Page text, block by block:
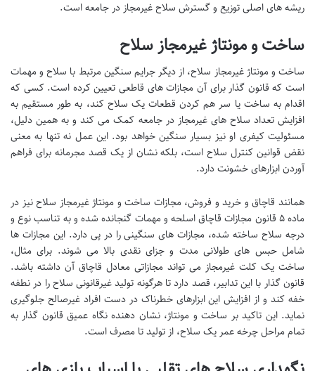
ریشه های اصلی توزیع و گسترش سلاح غیرمجاز در جامعه است.
ساخت و مونتاژ غیرمجاز سلاح
ساخت و مونتاژ غیرمجاز سلاح، از دیگر جرایم سنگین مرتبط با سلاح و مهمات
است که قانون گذار برای آن مجازات های قاطعی تعیین کرده است. کسی که
اقدام به ساخت یا سر هم کردن قطعات یک سلاح کند، به طور مستقیم به
افزایش تعداد سلاح های غیرمجاز در جامعه کمک می کند و به همین دلیل،
مسئولیت کیفری او نیز بسیار سنگین خواهد بود. این عمل نه تنها به معنی
نقض قوانین کنترل سلاح است، بلکه نشان از یک قصد مجرمانه برای فراهم
آوردن ابزارهای خشونت دارد.
همانند قاچاق و خرید و فروش، مجازات ساخت و مونتاژ غیرمجاز سلاح نیز در
ماده ۵ قانون مجازات قاچاق اسلحه و مهمات گنجانده شده و به تناسب نوع و
درجه سلاح ساخته شده، مجازات های سنگینی را در پی دارد. این مجازات ها
شامل حبس های طولانی مدت و جزای نقدی بالا می شوند. برای مثال،
ساخت یک کلت غیرمجاز می تواند مجازاتی معادل قاچاق آن داشته باشد.
قانون گذار با این تدابیر، قصد دارد تا هرگونه تولید غیرقانونی سلاح را در نطفه
خفه کند و از افزایش این ابزارهای خطرناک در دست افراد غیرصالح جلوگیری
نماید. این تاکید بر ساخت و مونتاژ، نشان دهنده نگاه عمیق قانون گذار به
تمام مراحل چرخه عمر یک سلاح، از تولید تا مصرف است.